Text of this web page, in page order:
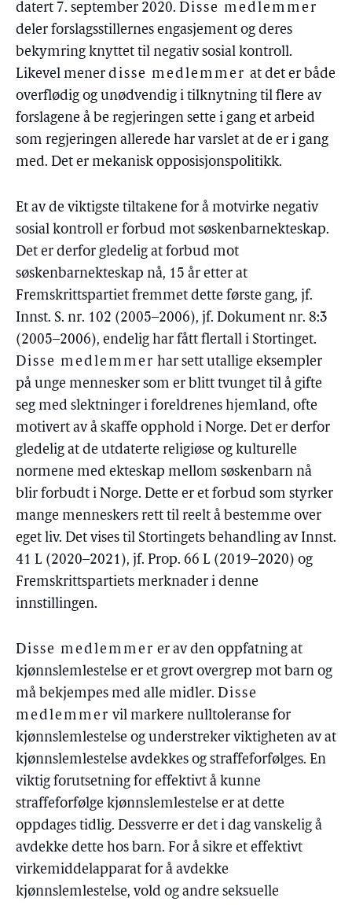
datert 7. september 2020. Disse medlemmer
deler forslagsstillernes engasjement og deres
bekymring knyttet til negativ sosial kontroll.
Likevel mener disse medlemmer at det er både
overflødig og unødvendig i tilknytning til flere av
forslagene å be regjeringen sette i gang et arbeid
som regjeringen allerede har varslet at de er i gang
med. Det er mekanisk opposisjonspolitikk.
Et av de viktigste tiltakene for å motvirke negativ
sosial kontroll er forbud mot søskenbarnekteskap.
Det er derfor gledelig at forbud mot
søskenbarnekteskap nå, 15 år etter at
Fremskrittspartiet fremmet dette første gang, jf.
Innst. S. nr. 102 (2005–2006), jf. Dokument nr. 8:3
(2005–2006), endelig har fått flertall i Stortinget.
Disse medlemmer har sett utallige eksempler
på unge mennesker som er blitt tvunget til å gifte
seg med slektninger i foreldrenes hjemland, ofte
motivert av å skaffe opphold i Norge. Det er derfor
gledelig at de utdaterte religiøse og kulturelle
normene med ekteskap mellom søskenbarn nå
blir forbudt i Norge. Dette er et forbud som styrker
mange menneskers rett til reelt å bestemme over
eget liv. Det vises til Stortingets behandling av Innst.
41 L (2020–2021), jf. Prop. 66 L (2019–2020) og
Fremskrittspartiets merknader i denne
innstillingen.
Disse medlemmer er av den oppfatning at
kjønnslemlestelse er et grovt overgrep mot barn og
må bekjempes med alle midler. Disse
medlemmer vil markere nulltoleranse for
kjønnslemlestelse og understreker viktigheten av at
kjønnslemlestelse avdekkes og straffeforfølges. En
viktig forutsetning for effektivt å kunne
straffeforfølge kjønnslemlestelse er at dette
oppdages tidlig. Dessverre er det i dag vanskelig å
avdekke dette hos barn. For å sikre et effektivt
virkemiddelapparat for å avdekke
kjønnslemlestelse, vold og andre seksuelle